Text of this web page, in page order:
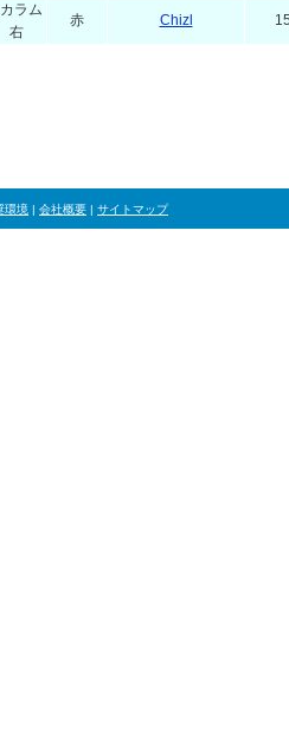
ラム
右
赤 Chizl
環境 | 会社概要 | サイトマップ